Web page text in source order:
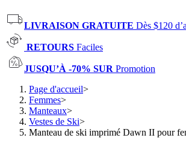
LIVRAISON GRATUITE Dès $120
RETOURS Faciles
JUSQU’À -70% SUR Promotion
Page d'accueil>
Femmes>
Manteaux>
Vestes de Ski>
Manteau de ski imprimé Dawn II pour